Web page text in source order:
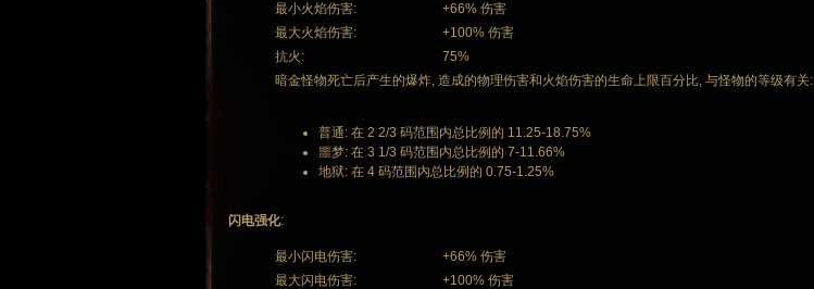
最小火焰伤害:
+66% 伤害
最大火焰伤害:
+100% 伤害
抗火:
75%
暗金怪物死亡后产生的爆炸, 造成的物理伤害和火焰伤害的生命上限百分比, 与怪物的等级有关:
普通: 在 2 2/3 码范围内总比例的 11.25-18.75%
噩梦: 在 3 1/3 码范围内总比例的 7-11.66%
地狱: 在 4 码范围内总比例的 0.75-1.25%
闪电强化:
最小闪电伤害:
+66% 伤害
最大闪电伤害:
+100% 伤害